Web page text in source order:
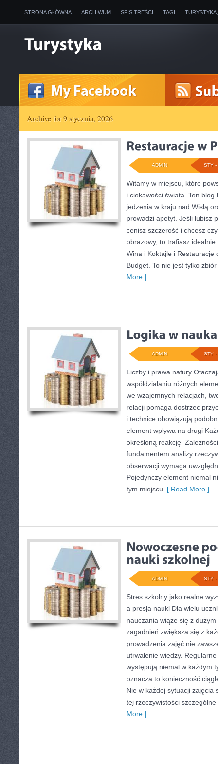
STRONA GŁÓWNA ARCHIWUM SPIS TREŚCI TAGI
Archive for 9 stycznia, 2026
STY -
ADMIN
Witamy w miejscu, które
i ciekawości świata. Ten
jedzenia w kraju nad Wisłą
prowadzi apetyt. Jeśli lubisz
cenisz szczerość i chcesz
obrazowy, to trafiasz
Wina i Koktajle i Restauracje
Budget. To nie jest tylko zbiór
More ]
STY -
ADMIN
Liczby i prawa natury
współdziałaniu różnych
we wzajemnych relacjach,
relacji pomaga dostrzec
i technice obowiązują
element wpływa na drugi
określoną reakcję.
fundamentem analizy
obserwacji wymaga
Pojedynczy element niemal
tym miejscu [ Read More ]
STY -
ADMIN
Stres szkolny jako realne
a presja nauki Dla wielu
nauczania wiąże się z
zagadnień zwiększa się z
prowadzenia zajęć nie
utrwalenie wiedzy.
występują niemal w każdym
oznacza to konieczność
Nie w każdej sytuacji zajęcia
tej rzeczywistości
More ]